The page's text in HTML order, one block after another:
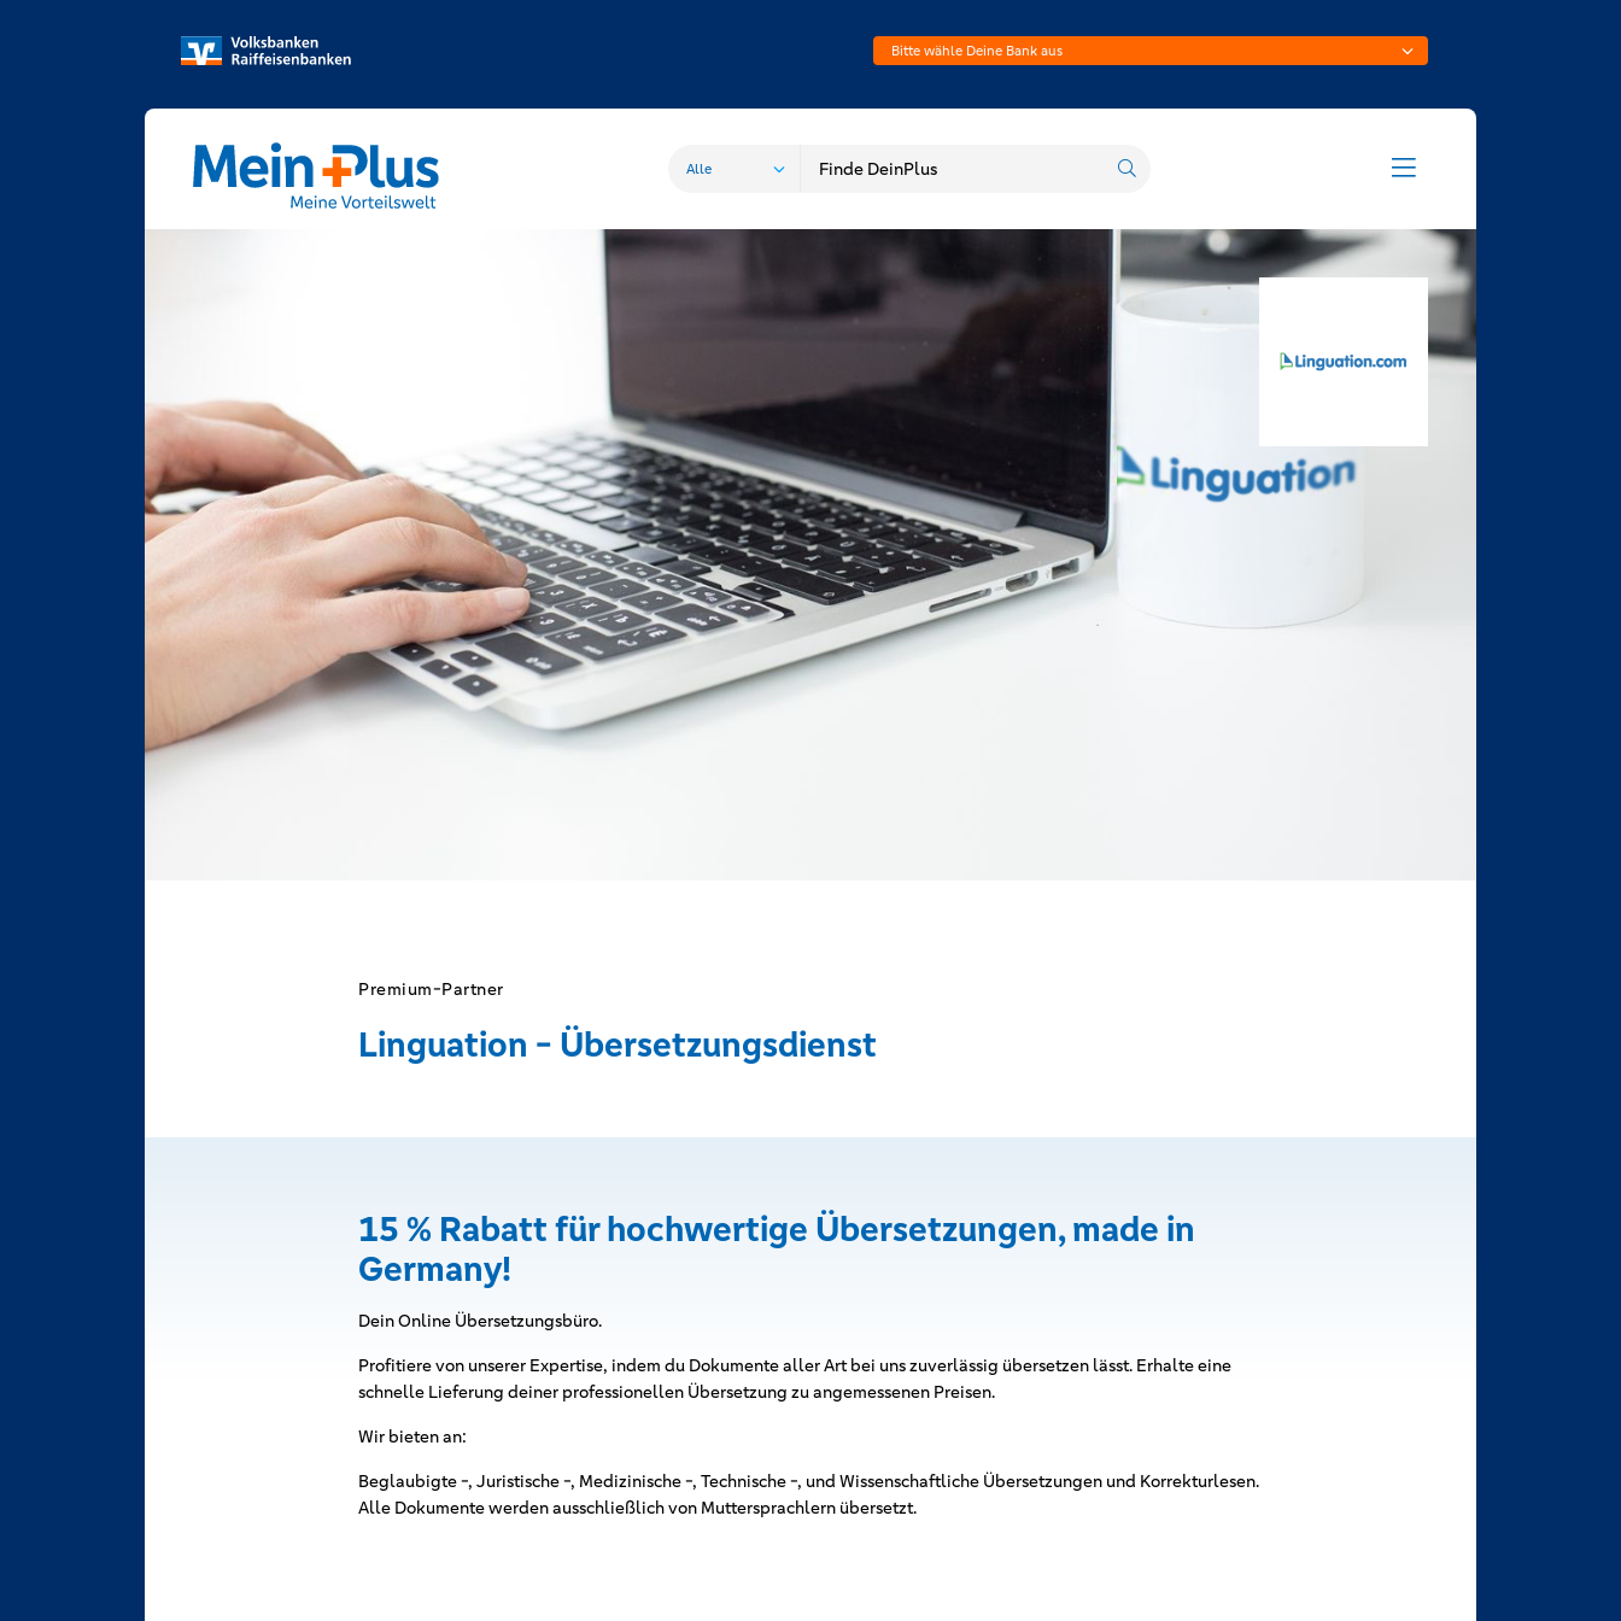
Bitte wähle Deine Bank aus
Premium-Partner
Linguation - Übersetzungsdienst
15 % Rabatt für hochwertige Übersetzungen, made in
Germany!
Dein Online Übersetzungsbüro.
Profitiere von unserer Expertise, indem du Dokumente aller Art bei uns zuverlässig übersetzen lässt. Erhalte eine
schnelle Lieferung deiner professionellen Übersetzung zu angemessenen Preisen.
Wir bieten an:
Beglaubigte -, Juristische -, Medizinische -, Technische -, und Wissenschaftliche Übersetzungen und Korrekturlesen.
Alle Dokumente werden ausschließlich von Muttersprachlern übersetzt.